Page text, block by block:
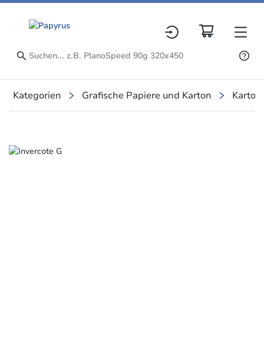
Kategorien Grafische Papiere und Karton Karton
Slide 1 of 1